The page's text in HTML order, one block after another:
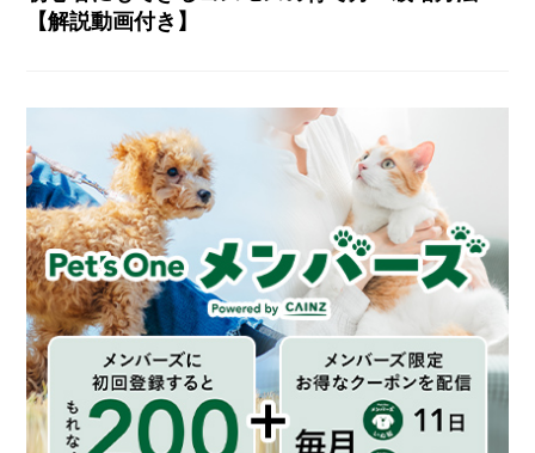
【解説動画付き】